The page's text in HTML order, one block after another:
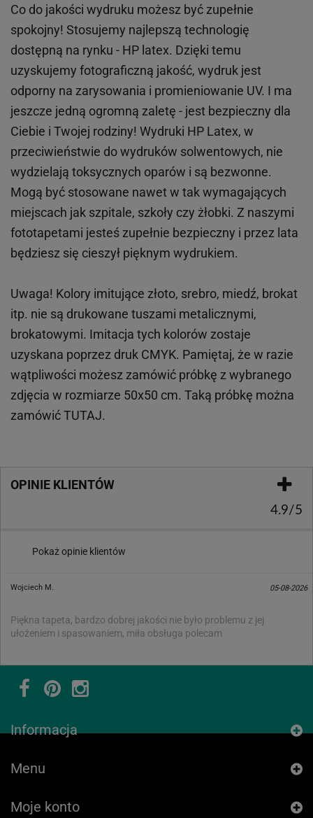
Co do jakości wydruku możesz być zupełnie
spokojny! Stosujemy najlepszą technologię
dostępną na rynku - HP latex. Dzięki temu
uzyskujemy fotograficzną jakość, wydruk jest
odporny na zarysowania i promieniowanie UV. I ma
jeszcze jedną ogromną zaletę - jest bezpieczny dla
Ciebie i Twojej rodziny! Wydruki HP Latex, w
przeciwieństwie do wydruków solwentowych, nie
wydzielają toksycznych oparów i są bezwonne.
Mogą być stosowane nawet w tak wymagających
miejscach jak szpitale, szkoły czy żłobki. Z naszymi
fototapetami jesteś zupełnie bezpieczny i przez lata
będziesz się cieszył pięknym wydrukiem.
Uwaga! Kolory imitujące złoto, srebro, miedź, brokat
itp. nie są drukowane tuszami metalicznymi,
brokatowymi. Imitacja tych kolorów zostaje
uzyskana poprzez druk CMYK. Pamiętaj, że w razie
wątpliwości możesz zamówić próbkę z wybranego
zdjęcia w rozmiarze 50x50 cm. Taką próbkę można
zamówićTUTAJ.
OPINIE KLIENTÓW
4.9/5
Pokaż opinie klientów
Wojciech M. 05-08-2026
Piękna tapeta, bardzo dobrej jakości nie było problemu z jej
ułożeniem i spasowaniem, miła obsługa polecam
Informacja
Menu
Moje konto